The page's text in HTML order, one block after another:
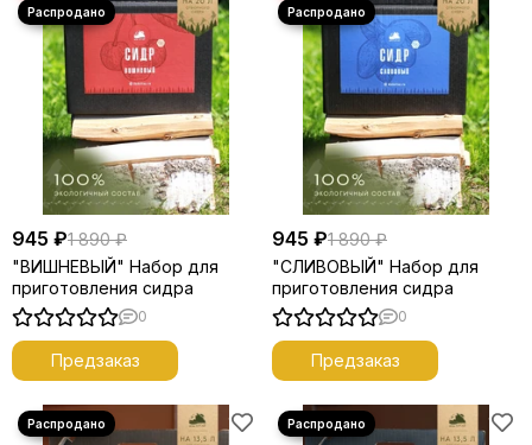
945 ₽1 890 ₽
"ВИШНЕВЫЙ" Набор для
приготовления сидра
0
Предзаказ
945 ₽1 890 ₽
"СЛИВОВЫЙ" Набор для
приготовления сидра
0
Предзаказ